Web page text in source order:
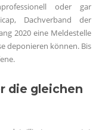
oder gar
Dachverband der
2020 eine Meldestelle
deponieren können. Bis
die gleichen